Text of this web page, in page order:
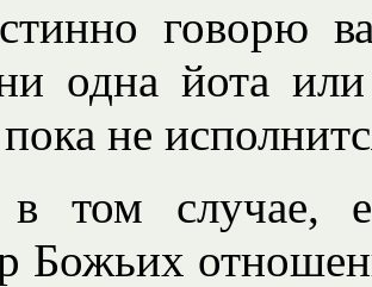
говорю
одна йота
не
в том случае,
Божьих